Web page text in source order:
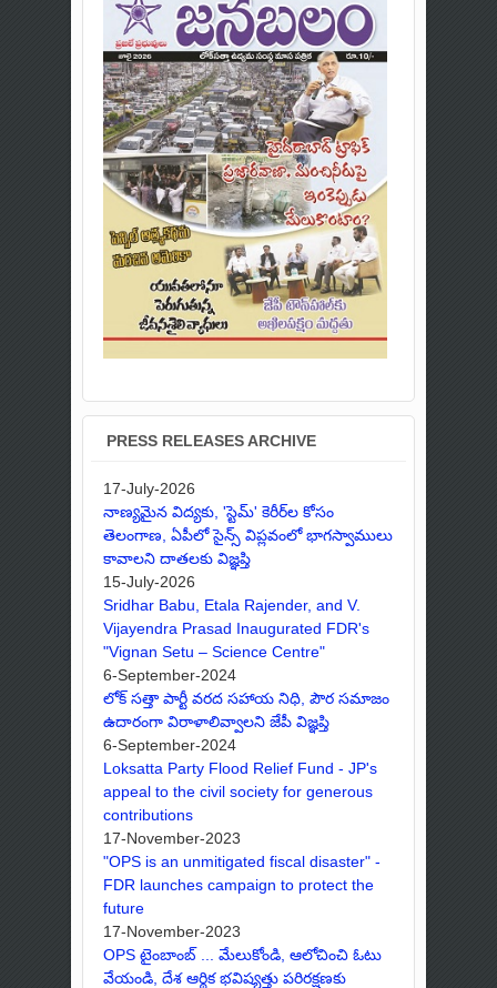
PRESS RELEASES ARCHIVE
17-July-2026
నాణ్యమైన విద్యకు, 'స్టెమ్' కెరీర్‌ల కోసం
తెలంగాణ, ఏపీలో సైన్స్ విప్లవంలో భాగస్వాములు
కావాలని దాతలకు విజ్ఞప్తి
15-July-2026
Sridhar Babu, Etala Rajender, and V.
Vijayendra Prasad Inaugurated FDR's
"Vignan Setu – Science Centre"
6-September-2024
లోక్ సత్తా పార్టీ వరద సహాయ నిధి, పౌర సమాజం
ఉదారంగా విరాళాలివ్వాలని జేపీ విజ్ఞప్తి
6-September-2024
Loksatta Party Flood Relief Fund - JP's
appeal to the civil society for generous
contributions
17-November-2023
"OPS is an unmitigated fiscal disaster" -
FDR launches campaign to protect the
future
17-November-2023
OPS టైంబాంబ్ ... మేలుకోండి, ఆలోచించి ఓటు
వేయండి, దేశ ఆర్థిక భవిష్యత్తు పరిరక్షణకు